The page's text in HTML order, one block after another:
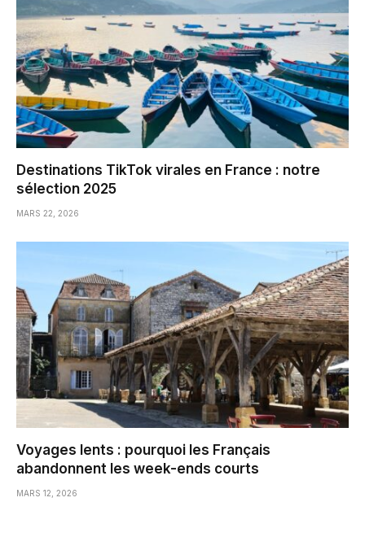
Destinations TikTok virales en France : notre
sélection 2025
MARS 22, 2026
Voyages lents : pourquoi les Français
abandonnent les week-ends courts
MARS 12, 2026